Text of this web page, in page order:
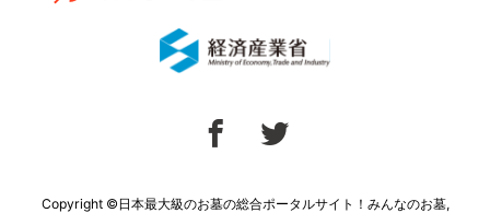
Copyright ©日本最大級のお墓の総合ポータルサイト！みんなのお墓,